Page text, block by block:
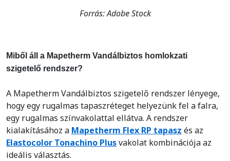
Forrás: Adobe Stock
Miből áll a Mapetherm Vandálbiztos homlokzati
szigetelő rendszer?
A Mapetherm Vandálbiztos szigetelő rendszer lényege,
hogy egy rugalmas tapaszréteget helyezünk fel a falra,
egy rugalmas színvakolattal ellátva. A rendszer
kialakításához a Mapetherm Flex RP tapasz és az
Elastocolor Tonachino Plusvakolat kombinációja az
ideális választás.